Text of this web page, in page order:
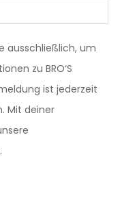
ausschließlich, um
zu BRO‘S
ist jederzeit
Mit deiner